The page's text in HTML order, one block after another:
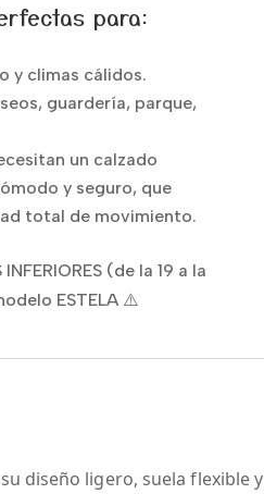
para:
y climas cálidos.
guardería, parque,
un calzado
y seguro, que
total de movimiento.
(de la 19 a la
ESTELA ⚠️
diseño ligero, suela flexible y